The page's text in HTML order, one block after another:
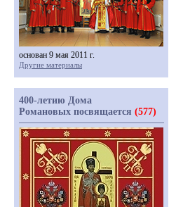
основан 9 мая 2011 г.
Другие материалы
400-летию Дома
Романовых посвящается (577)